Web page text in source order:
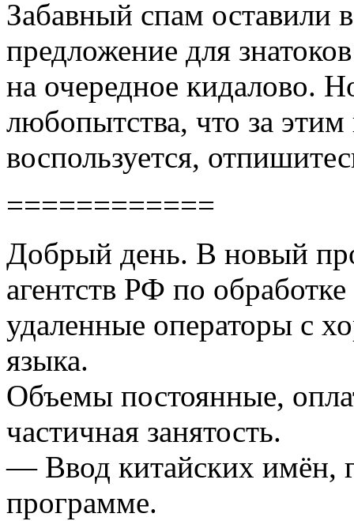
Забавный спам оставили
предложение для
на очередное кидалово.
любопытства, что за
воспользуется,
============
Добрый день. В новый
агентств РФ по
удаленные операторы с
языка.
Объемы постоянные,
частичная занятость.
— Ввод китайских имён,
программе.